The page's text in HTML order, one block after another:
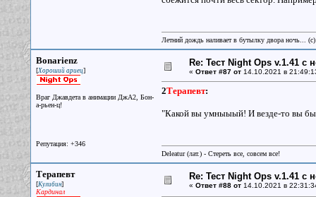
Летний дождь наливает в бутылку двора ночь...
Bonarienz
[Хороший ариец]
Враг Джавдета в анимации ДжА2, Бон-
а-рьен-ц!
Репутация: +346
Re: Тест Night Ops v.1.41 с
« Ответ #87 от14.10.2021 в
2Терапевт:
"Какой вы умныыый! И везде-то вы
Deleatur (лат.) - Стереть все, совсем все!
Терапевт
[Кулибин]
Кардинал
Re: Тест Night Ops v.1.41 с
« Ответ #88 от14.10.2021 в